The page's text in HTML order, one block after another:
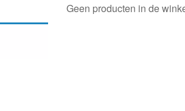
Geen producten in de